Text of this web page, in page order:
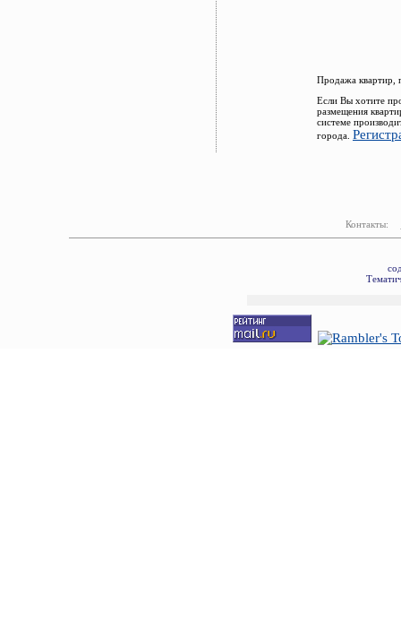
Продажа квартир,
Если Вы хотите
размещения
системе
города.
Контакты: